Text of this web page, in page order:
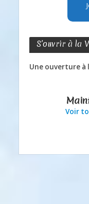
S’ouvrir à la
Une ouverture à
Voir